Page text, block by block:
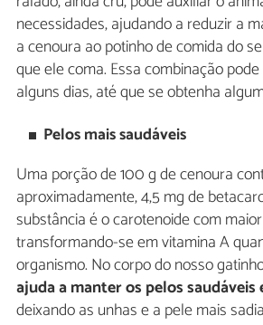
necessidades, ajudando a reduzir a
a cenoura ao potinho de comida do
que ele coma. Essa combinação
alguns dias, até que se obtenha
Pelos mais saudáveis
Uma porção de 100 g de cenoura
aproximadamente, 4,5 mg de
substância é o carotenoide com
transformando-se em vitamina A
organismo. No corpo do nosso
ajuda a manter os pelos saudáveis
deixando as unhas e a pele mais